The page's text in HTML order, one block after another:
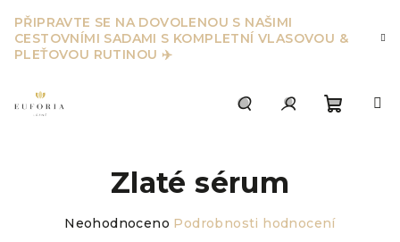
na
obsah
PŘIPRAVTE SE NA DOVOLENOU S NAŠIMI
CESTOVNÍMI SADAMI S KOMPLETNÍ VLASOVOU &
PLEŤOVOU RUTINOU ✈️
Zlaté sérum
PrůměrnéNeohodnoceno Podrobnosti hodnocení